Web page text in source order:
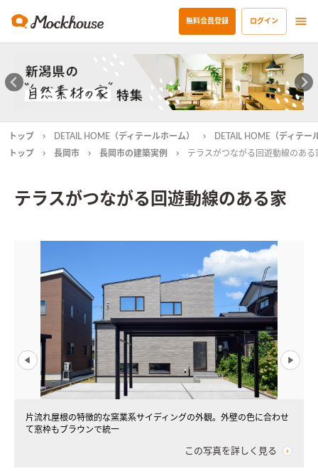
無料会員登録 ログイン
トップ DETAIL HOME（ディテールホーム）
DETAIL HOME（ディテ
トップ
長岡市 長岡市の建築実例 テラスがつながる回遊動線のある
テラスがつながる回遊動線のある家
片流れ屋根の特徴的な窯業系サイディングの外観。外壁の色に合わせ
て窓枠もブラウンで統一
この写真を詳しく見る